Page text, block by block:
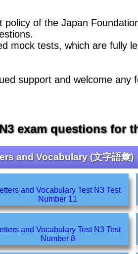
of the Japan
mock tests, which are fully
support and welcome any
exam questions for
and Vocabulary (文字語彙)
and Vocabulary Test N3 Test
Number 11
and Vocabulary Test N3 Test
Number 8